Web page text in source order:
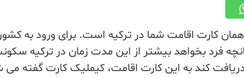
فرد بخواهد بیشتر از این مدت زمان در ترکیه
کند به این کارت اقامت، کیملیک کارت گفته می